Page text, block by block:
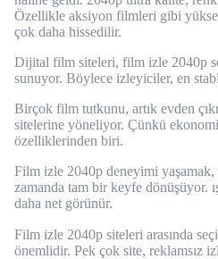
Özellikle aksiyon filmleri gibi
çok daha hissedilir.
Dijital film siteleri, film izle 2040p
sunuyor. Böylece izleyiciler, en
Birçok film tutkunu, artık evden
sitelerine yöneliyor. Çünkü
özelliklerinden biri.
Film izle 2040p deneyimi yaşamak,
zamanda tam bir keyfe dönüşüyor.
daha net görünür.
Film izle 2040p siteleri arasında
önemlidir. Pek çok site, reklamsız